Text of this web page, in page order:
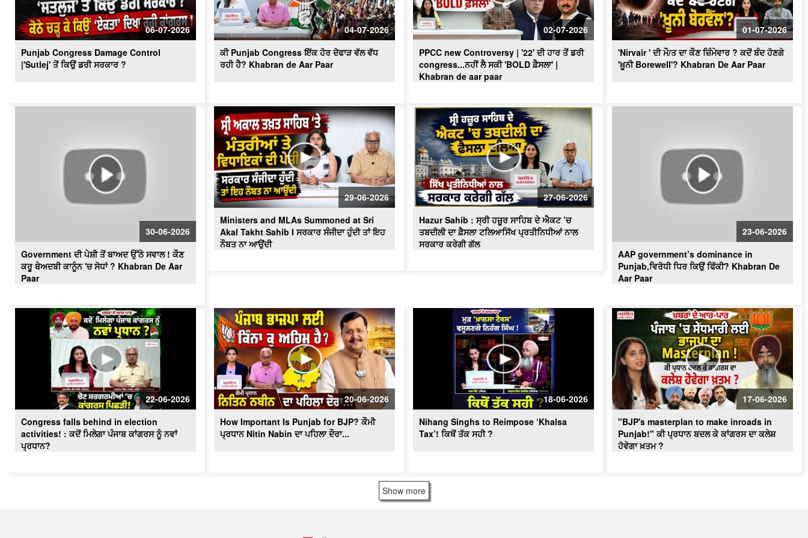
"BJP's masterplan to make inroads in
Punjab!" ਕੀ ਪ੍ਰਧਾਨ ਬਦਲ ਕੇ ਕਾਂਗਰਸ ਦਾ
ਕਲੇਸ਼ ਹੋਵੇਗਾ ਖ਼ਤਮ ?
06-07-2026
Punjab Congress Damage Control
|'Sutlej' ਤੋਂ ਕਿਉਂ ਡਰੀ ਸਰਕਾਰ ?
04-07-2026
ਕੀ Punjab Congress ਇੱਕ ਹੋਰ ਦੋਫਾੜ ਵੱਲ ਵੱਧ
ਰਹੀ ਹੈ? Khabran de Aar Paar
02-07-2026
PPCC new Controversy | '22' ਦੀ ਹਾਰ ਤੋਂ ਡਰੀ
congress...ਨਹੀਂ ਲੈ ਸਕੀ 'BOLD ਫ਼ੈਸਲਾ' |
Khabran de aar paar
01-07-2026
'Nirvair ' ਦੀ ਮੌ/ਤ ਦਾ ਕੌਣ ਜ਼ਿੰਮੇਵਾਰ ? ਕਦੋਂ ਬੰਦ ਹੋਣਗੇ
'ਖ਼ੂਨੀ Borewell'? Khabran De Aar Paar
30-06-2026
Government ਦੀ ਪੇਸ਼ੀ ਤੋਂ ਬਾਅਦ ਉੱਠੇ ਸਵਾਲ ! ਕੌਣ
ਕਰੂ ਬੇਅਦਬੀ ਕਾਨੂੰਨ 'ਚ ਸੋਧਾਂ ? Khabran De Aar
Paar
29-06-2026
Ministers and MLAs Summoned at Sri
Akal Takht Sahib I ਸਰਕਾਰ ਸੰਜੀਦਾ ਹੁੰਦੀ ਤਾਂ ਇਹ
ਨੌਬਤ ਨਾ ਆਉਂਦੀ
27-06-2026
Hazur Sahib : ਸ੍ਰੀ ਹਜ਼ੂਰ ਸਾਹਿਬ ਦੇ ਐਕਟ ’ਚ
ਤਬਦੀਲੀ ਦਾ ਫ਼ੈਸਲਾ ਟਲਿਆਸਿੱਖ ਪ੍ਰਤੀਨਿਧੀਆਂ ਨਾਲ
ਸਰਕਾਰ ਕਰੇਗੀ ਗੱਲ
23-06-2026
AAP government’s dominance in
Punjab,ਵਿਰੋਧੀ ਧਿਰ ਕਿਉਂ ਫਿੱਕੀ? Khabran De
Aar Paar
22-06-2026
Congress falls behind in election
activities! : ਕਦੋਂ ਮਿਲੇਗਾ ਪੰਜਾਬ ਕਾਂਗਰਸ ਨੂੰ ਨਵਾਂ
ਪ੍ਰਧਾਨ?
20-06-2026
How Important Is Punjab for BJP? ਕੌਮੀ
ਪ੍ਰਧਾਨ Nitin Nabin ਦਾ ਪਹਿਲਾ ਦੌਰਾ...
18-06-2026
Nihang Singhs to Reimpose ‘Khalsa
Tax’! ਕਿਥੋਂ ਤੱਕ ਸਹੀ ?
17-06-2026
"BJP's masterplan to make inroads in
Punjab!" ਕੀ ਪ੍ਰਧਾਨ ਬਦਲ ਕੇ ਕਾਂਗਰਸ ਦਾ ਕਲੇਸ਼
ਹੋਵੇਗਾ ਖ਼ਤਮ ?
Show more